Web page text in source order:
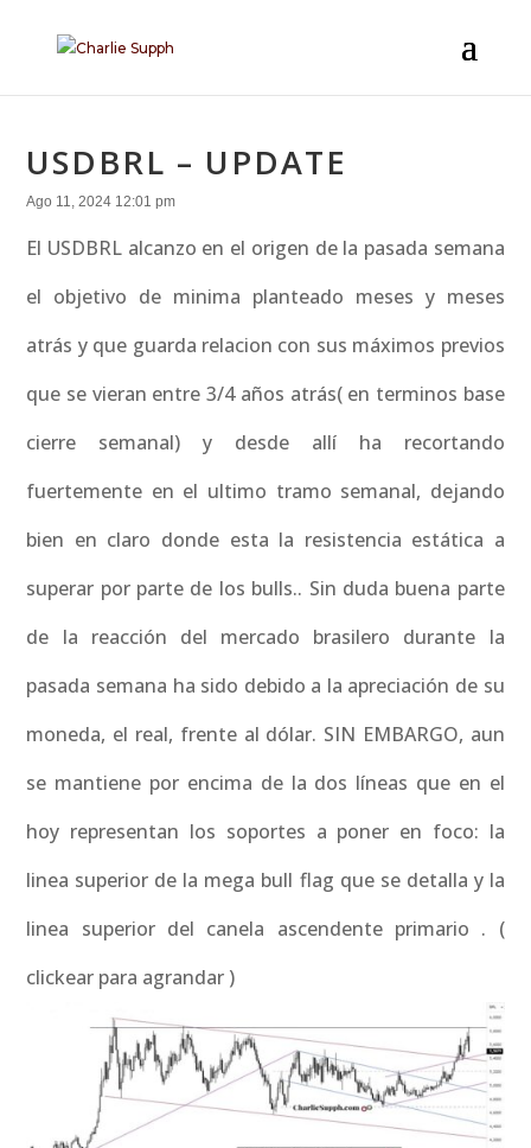
USDBRL – UPDATE
Ago 11, 2024 12:01 pm
El USDBRL alcanzo en el origen de la pasada semana
el objetivo de minima planteado meses y meses
atrás y que guarda relacion con sus máximos previos
que se vieran entre 3/4 años atrás( en terminos base
cierre semanal) y desde allí ha recortando
fuertemente en el ultimo tramo semanal, dejando
bien en claro donde esta la resistencia estática a
superar por parte de los bulls.. Sin duda buena parte
de la reacción del mercado brasilero durante la
pasada semana ha sido debido a la apreciación de su
moneda, el real, frente al dólar. SIN EMBARGO, aun
se mantiene por encima de la dos líneas que en el
hoy representan los soportes a poner en foco: la
linea superior de la mega bull flag que se detalla y la
linea superior del canela ascendente primario . (
clickear para agrandar )